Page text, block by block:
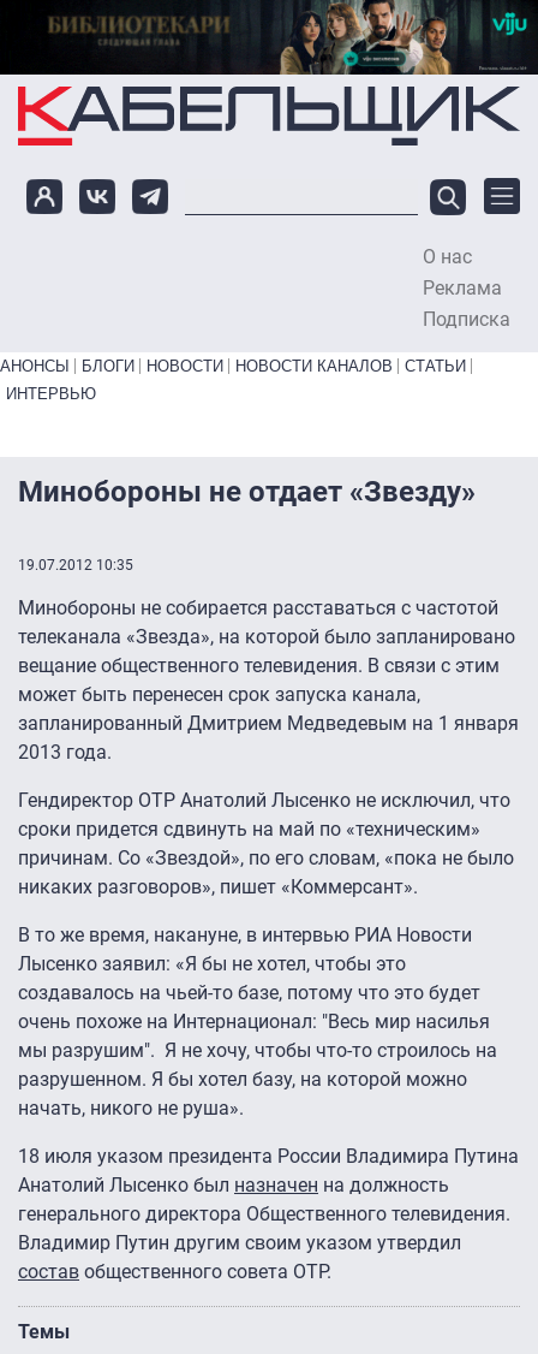
Перейти к основному содержанию
О нас
Реклама
Подписка
Primary links bottom
АНОНСЫ БЛОГИ НОВОСТИ НОВОСТИ КАНАЛОВ
СТАТЬИ
ИНТЕРВЬЮ
Минобороны не отдает «Звезду»
19.07.2012 10:35
Минобороны не собирается расставаться с частотой
телеканала «Звезда», на которой было запланировано
вещание общественного телевидения. В связи с этим
может быть перенесен срок запуска канала,
запланированный Дмитрием Медведевым на 1 января
2013 года.
Гендиректор ОТР Анатолий Лысенко не исключил, что
сроки придется сдвинуть на май по «техническим»
причинам. Со «Звездой», по его словам, «пока не было
никаких разговоров», пишет «Коммерсант».
В то же время, накануне, в интервью РИА Новости
Лысенко заявил: «Я бы не хотел, чтобы это
создавалось на чьей-то базе, потому что это будет
очень похоже на Интернационал: "Весь мир насилья
мы разрушим". Я не хочу, чтобы что-то строилось на
разрушенном. Я бы хотел базу, на которой можно
начать, никого не руша».
18 июля указом президента России Владимира Путина
Анатолий Лысенко был назначен на должность
генерального директора Общественного телевидения.
Владимир Путин другим своим указом утвердил
состав общественного совета ОТР.
Темы